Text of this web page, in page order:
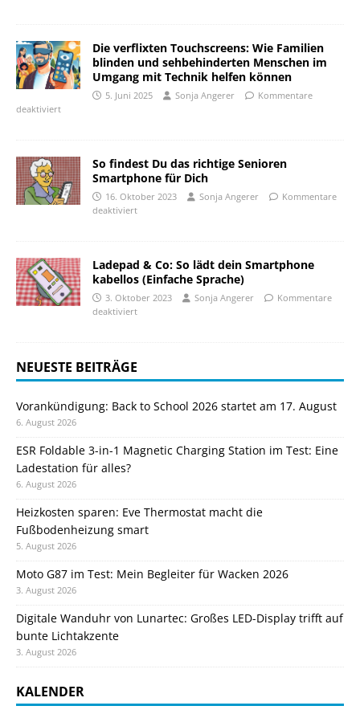
Die verflixten Touchscreens: Wie Familien
blinden und sehbehinderten Menschen im
Umgang mit Technik helfen können
5. Juni 2025 Sonja Angerer
Kommentare
deaktiviert
So findest Du das richtige Senioren
Smartphone für Dich
16. Oktober 2023 Sonja Angerer
Kommentare
deaktiviert
Ladepad & Co: So lädt dein Smartphone
kabellos (Einfache Sprache)
3. Oktober 2023 Sonja Angerer
Kommentare
deaktiviert
NEUESTE BEITRÄGE
Vorankündigung: Back to School 2026 startet am 17. August
6. August 2026
ESR Foldable 3-in-1 Magnetic Charging Station im Test: Eine
Ladestation für alles?
6. August 2026
Heizkosten sparen: Eve Thermostat macht die
Fußbodenheizung smart
5. August 2026
Moto G87 im Test: Mein Begleiter für Wacken 2026
3. August 2026
Digitale Wanduhr von Lunartec: Großes LED-Display trifft auf
bunte Lichtakzente
3. August 2026
KALENDER